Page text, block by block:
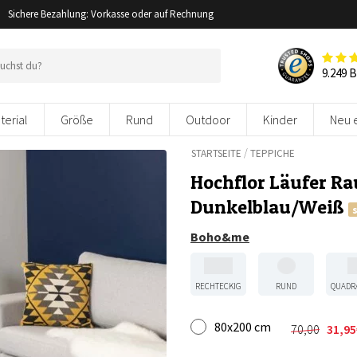
Sichere Bezahlung: Vorkasse oder auf Rechnung
9.249
Größe Rund Outdoor Kinder Neu
STARTSEITE /TEPPICHE
Hochflor Läufer
Dunkelblau/Weiß
Boho&me
RECHTECKIG RUND
80x200 cm 70,00 31,95
Aktueller